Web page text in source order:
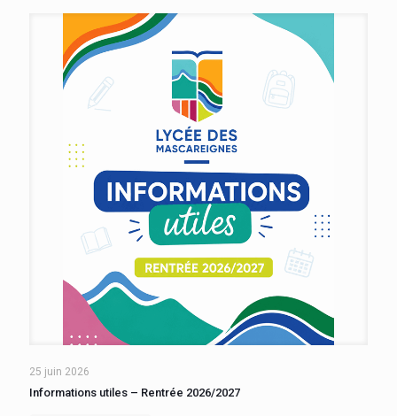
25 juin 2026
Informations utiles – Rentrée 2026/2027